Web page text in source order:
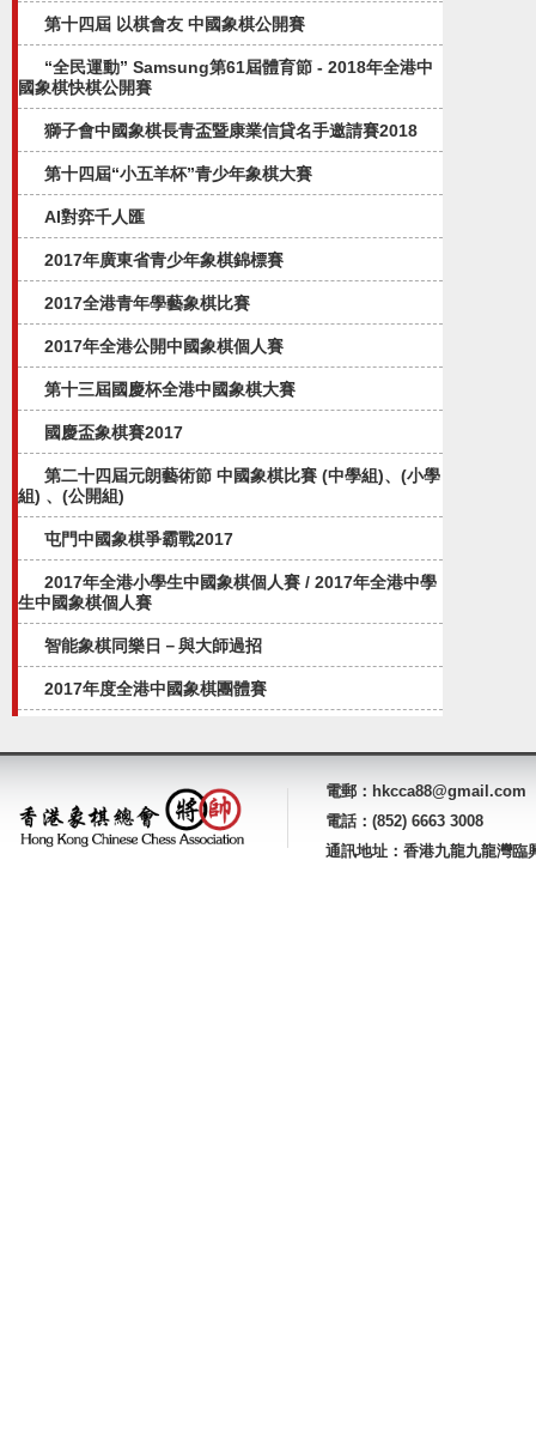
第十四屆 以棋會友 中國象棋公開賽
“全民運動” Samsung第61屆體育節 - 2018年全港中
國象棋快棋公開賽
獅子會中國象棋長青盃暨康業信貸名手邀請賽2018
第十四屆“小五羊杯”青少年象棋大賽
AI對弈千人匯
2017年廣東省青少年象棋錦標賽
2017全港青年學藝象棋比賽
2017年全港公開中國象棋個人賽
第十三屆國慶杯全港中國象棋大賽
國慶盃象棋賽2017
第二十四屆元朗藝術節 中國象棋比賽 (中學組)、(小學
組) 、(公開組)
屯門中國象棋爭霸戰2017
2017年全港小學生中國象棋個人賽 / 2017年全港中學
生中國象棋個人賽
智能象棋同樂日－與大師過招
2017年度全港中國象棋團體賽
電郵：hkcca88@gmail.com
電話：(852) 6663 3008
通訊地址：香港九龍九龍灣臨